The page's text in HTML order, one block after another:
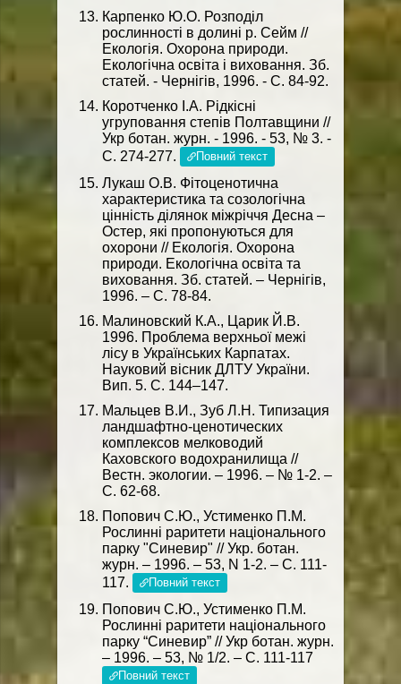
Карпенко Ю.О. Розподіл
рослинності в долині р. Сейм //
Екологія. Охорона природи.
Екологічна освіта і виховання. Зб.
статей. - Чернігів, 1996. - С. 84-92.
Коротченко І.А. Рідкісні
угруповання степів Полтавщини //
Укр ботан. журн. - 1996. - 53, № 3. -
С. 274-277.
Повний текст
Лукаш О.В. Фітоценотична
характеристика та созологічна
цінність ділянок міжріччя Десна –
Остер, які пропонуються для
охорони // Екологія. Охорона
природи. Екологічна освіта та
виховання. Зб. статей. – Чернігів,
1996. – С. 78-84.
Малиновский К.А., Царик Й.В.
1996. Проблема верхньої межі
лісу в Українських Карпатах.
Науковий вісник ДЛТУ України.
Вип. 5. С. 144–147.
Мальцев В.И., Зуб Л.Н. Типизация
ландшафтно-ценотических
комплексов мелководий
Каховского водохранилища //
Вестн. экологии. – 1996. – № 1-2. –
С. 62-68.
Попович С.Ю., Устименко П.М.
Рослинні раритети національного
парку "Синевир" // Укр. ботан.
журн. – 1996. – 53, N 1-2. – C. 111-
117.
Повний текст
Попович С.Ю., Устименко П.М.
Рослинні раритети національного
парку “Синевир” // Укр ботан. журн.
– 1996. – 53, № 1/2. – С. 111-117
Повний текст